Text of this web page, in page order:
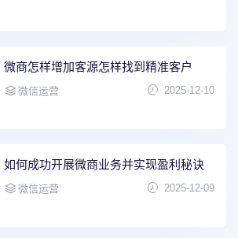
微商怎样增加客源怎样找到精准客户
微信运营 2025-12-10
如何成功开展微商业务并实现盈利秘诀
微信运营 2025-12-09